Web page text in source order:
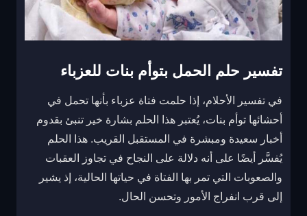
تفسير حلم الحمل بتوأم بنات للعزباء
في تفسير الأحلام، إذا حلمت فتاة عزباء بأنها تحمل في
أحشائها توأم بنات، يُعتبر هذا الحلم بشارة خير تنبئ بقدوم
أخبار سعيدة ومبشرة في المستقبل القريب. هذا الحلم
يُفسَّر أيضًا على أنه دلالة على النجاح في تجاوز العقبات
والصعوبات التي تمر بها الفتاة في حياتها الحالية، إذ يشير
إلى قرب انفراج الأمور وتحسن الحال.